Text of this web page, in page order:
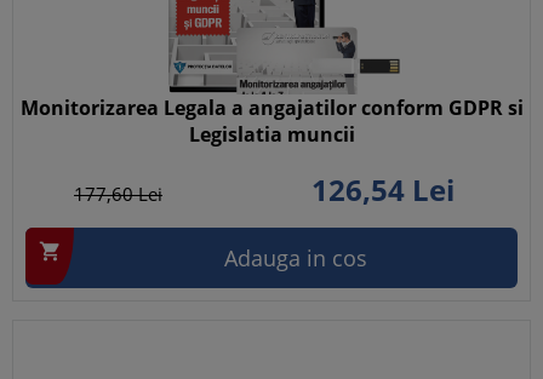
Monitorizarea Legala a angajatilor conform GDPR si
Legislatia muncii
177,60Lei 126,54Lei
 Adauga in cos